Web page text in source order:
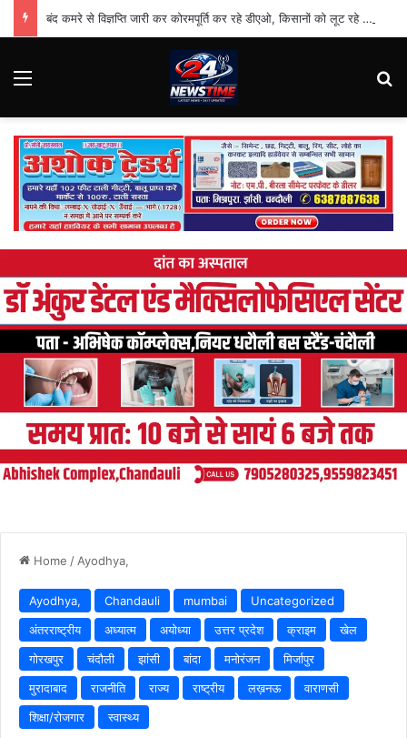
बंद कमरे से विज्ञप्ति जारी कर कोरमपूर्ति कर रहे डीएओ, किसानों को लूट रहे निजी दुकानदार
Menu
Home / Ayodhya,
Ayodhya, Chandauli mumbai
Uncategorized
अंतरराष्ट्रीय
अध्यात्म अयोध्या उत्तर प्रदेश क्राइम
खेल
गोरखपुर
चंदौली झांसी बांदा मनोरंजन
मिर्जापुर
मुरादाबाद
राजनीति राज्य राष्ट्रीय लख़नऊ
वाराणसी
शिक्षा/रोजगार
स्वास्थ्य